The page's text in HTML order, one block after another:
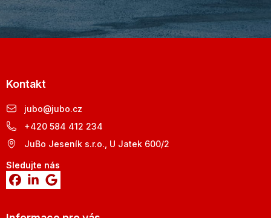
Kontakt
jubo@jubo.cz
+420 584 412 234
JuBo Jeseník s.r.o., U Jatek 600/2
Sledujte nás